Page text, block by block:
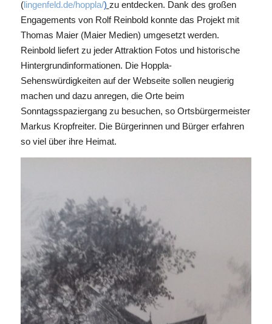
(lingenfeld.de/hoppla/) zu entdecken. Dank des großen
Engagements von Rolf Reinbold konnte das Projekt mit
Thomas Maier (Maier Medien) umgesetzt werden.
Reinbold liefert zu jeder Attraktion Fotos und historische
Hintergrundinformationen. Die Hoppla-
Sehenswürdigkeiten auf der Webseite sollen neugierig
machen und dazu anregen, die Orte beim
Sonntagsspaziergang zu besuchen, so Ortsbürgermeister
Markus Kropfreiter. Die Bürgerinnen und Bürger erfahren
so viel über ihre Heimat.